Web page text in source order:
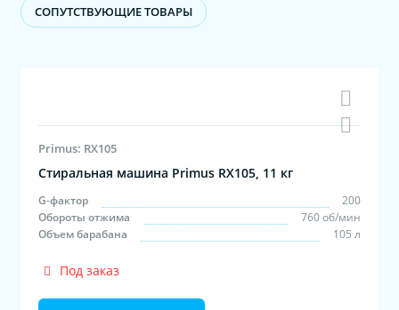
CОПУТСТВУЮЩИЕ ТОВАРЫ
Primus: RX105
Стиральная машина Primus RX105, 11 кг
G-фактор
200
Обороты отжима
760 об/мин
Объем барабана
105 л
Под заказ